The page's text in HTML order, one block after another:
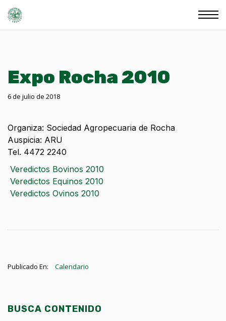
Expo Rocha 2010
6 de julio de 2018
Organiza: Sociedad Agropecuaria de Rocha
Auspicia: ARU
Tel. 4472 2240
Veredictos Bovinos 2010
Veredictos Equinos 2010
Veredictos Ovinos 2010
Publicado En: Calendario
BUSCA CONTENIDO